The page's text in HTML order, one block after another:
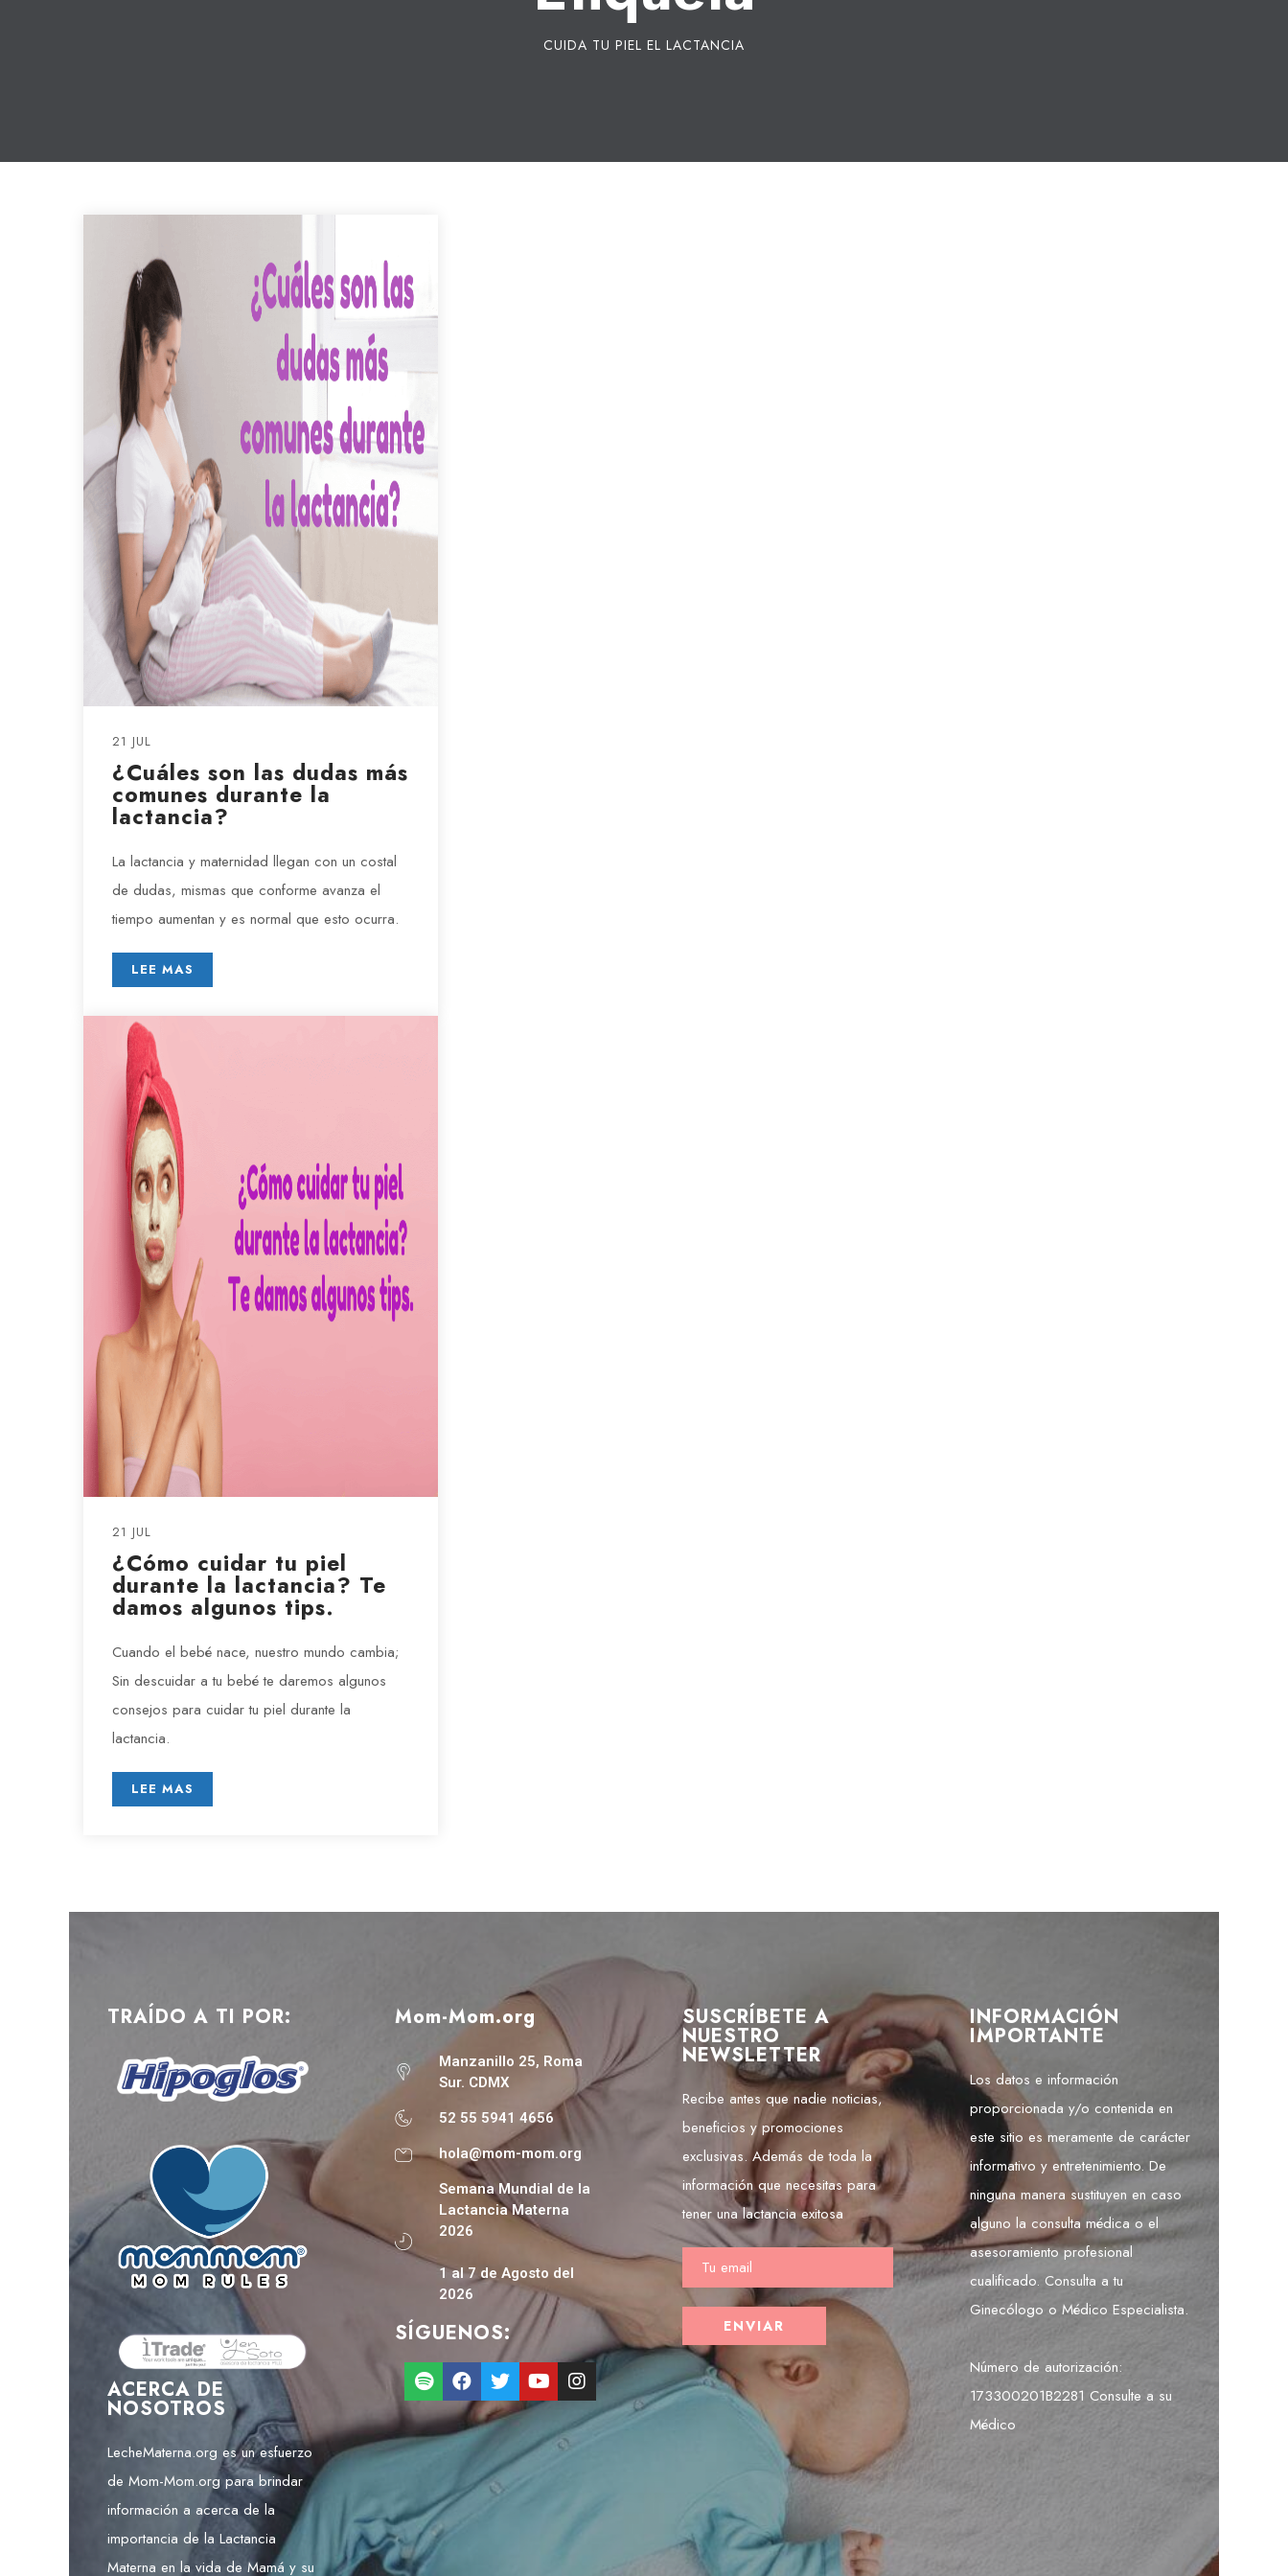
CUIDA TU PIEL EL LACTANCIA
21 JUL
¿Cuáles son las dudas más
comunes durante la
lactancia?
La lactancia y maternidad llegan con un costal
de dudas, mismas que conforme avanza el
tiempo aumentan y es normal que esto ocurra.
LEE MAS
21 JUL
¿Cómo cuidar tu piel
durante la lactancia? Te
damos algunos tips.
Cuando el bebé nace, nuestro mundo cambia;
Sin descuidar a tu bebé te daremos algunos
consejos para cuidar tu piel durante la
lactancia.
LEE MAS
TRAÍDO A TI POR:
ACERCA DE
NOSOTROS
LecheMaterna.org es un esfuerzo
de Mom-Mom.org para brindar
información a acerca de la
importancia de la Lactancia
Materna en la vida de Mamá y su
Mom-Mom.org
Manzanillo 25, Roma
Sur. CDMX
52 55 5941 4656
hola@mom-mom.org
Semana Mundial de la
Lactancia Materna
2026
1 al 7 de Agosto del
2026
SÍGUENOS:
SUSCRÍBETE A
NUESTRO
NEWSLETTER
Recibe antes que nadie noticias,
beneficios y promociones
exclusivas. Además de toda la
información que necesitas para
tener una lactancia exitosa
INFORMACIÓN
IMPORTANTE
Los datos e información
proporcionada y/o contenida en
este sitio es meramente de carácter
informativo y entretenimiento. De
ninguna manera sustituyen en caso
alguno la consulta médica o el
asesoramiento profesional
cualificado. Consulta a tu
Ginecólogo o Médico Especialista.
Número de autorización:
173300201B2281 Consulte a su
Médico